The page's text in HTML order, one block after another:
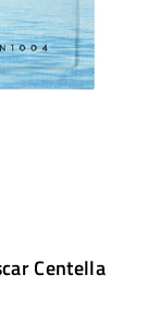
Centella